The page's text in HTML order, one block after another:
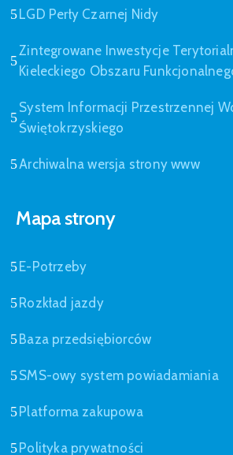
LGD Perły Czarnej Nidy
Zintegrowane Inwestycje
Kieleckiego Obszaru
System Informacji Przestrzennej
Świętokrzyskiego
Archiwalna wersja strony www
Mapa strony
E-Potrzeby
Rozkład jazdy
Baza przedsiębiorców
SMS-owy system powiadamiania
Platforma zakupowa
Polityka prywatności